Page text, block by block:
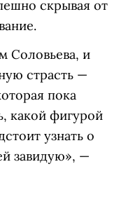
скрывая от
Соловьева, и
страсть —
пока
какой фигурой
узнать о
завидую», —